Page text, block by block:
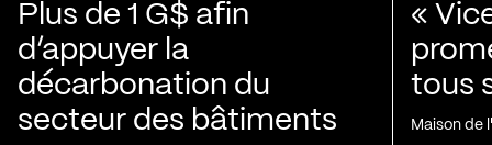
Plus de 1 G$ afin
d’appuyer la
décarbonation du
secteur des bâtiments
«
tous
Maison de